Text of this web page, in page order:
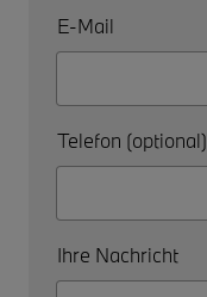
E-Mail
Telefon (optional)
Ihre Nachricht